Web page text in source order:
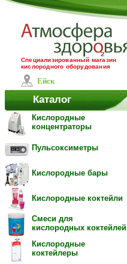
Специализированный магазин
кислородного оборудования
Каталог
Кислородные
концентраторы
Пульсоксиметры
Кислородные бары
Кислородные коктейли
Смеси для
кислородных коктейлей
Кислородные
коктейлеры